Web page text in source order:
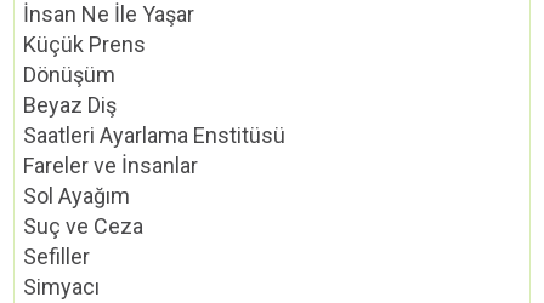
İnsan Ne İle Yaşar
Küçük Prens
Dönüşüm
Beyaz Diş
Saatleri Ayarlama Enstitüsü
Fareler ve İnsanlar
Sol Ayağım
Suç ve Ceza
Sefiller
Simyacı